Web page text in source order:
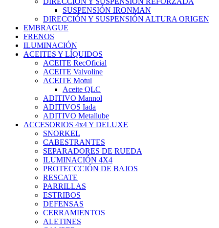
SUSPENSIÓN IRONMAN
DIRECCIÓN Y SUSPENSIÓN ALTURA ORIGEN
EMBRAGUE
FRENOS
ILUMINACIÓN
ACEITES Y LÍQUIDOS
ACEITE RecOficial
ACEITE Valvoline
ACEITE Motul
Aceite QLC
ADITIVO Mannol
ADITIVOS Iada
ADITIVO Metallube
ACCESORIOS 4x4 Y DELUXE
SNORKEL
CABESTRANTES
SEPARADORES DE RUEDA
ILUMINACIÓN 4X4
PROTECCCIÓN DE BAJOS
RESCATE
PARRILLAS
ESTRIBOS
DEFENSAS
CERRAMIENTOS
ALETINES